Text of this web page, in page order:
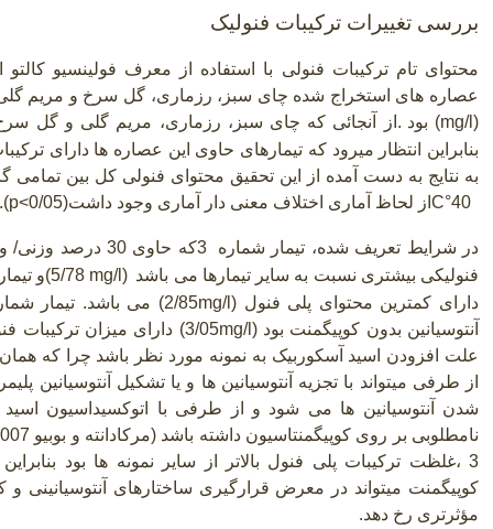
بررسی تغییرات ترکیبات فنولیک
محتوای تام ترکیبات فنولی با استفاده از معرف فولینسیو
عصاره های استخراج شده چای سبز، رزماری، گل سرخ و مریم گلی به ترتیب برابر 4/
(mg/l) بود . از آنجائی که چای سبز، رزماری، مریم گلی و گل
بنابراین انتظار میرود که تیمارهای حاوی این عصاره ها دارای
به نتایج به دست آمده از این تحقیق محتوای فنولی کل بین تمامی
C°40 از لحاظ آماری اختلاف معنی دار آماری وجود داشتp<0/05)
).
در شرایط تعریف شده، تیمار شماره 3
که حاوی 30
فنولیکی بیشتری نسبت به سایر تیمارها می باشد (5/78 mg/l)
دارای کمترین محتوای پلی فنول (2/85mg/l)
آنتوسیانین بدون کوپیگمنت بود3/05mg/l)) دارای میزان ترکیبات
علت افزودن اسید آسکوربیک به نمونه مورد نظر باشد چرا که
از طرفی میتواند با تجزیه آنتوسیانین ها و یا تشکیل آنتوسیانین
شدن آنتوسیانین ها می شود و از طرفی با اتوکسیداسیون اسید
3 ،غلظت ترکیبات پلی فنول بالاتر از سایر نمونه ها بود
کوپیگمنت میتواند در معرض قرارگیری ساختارهای آنتوسیانینی و
مؤثرتری رخ دهد.